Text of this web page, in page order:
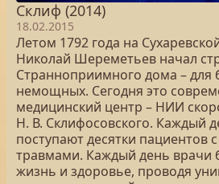
Склиф (2014)
18.02.2015
Летом 1792 года на
Николай Шереметьев начал
Странноприимного дома – для
немощных. Сегодня это
медицинский центр – НИИ
Н. В. Склифосовского. Каждый
поступают десятки пациентов
травмами. Каждый день врачи
жизнь и здоровье, проводя